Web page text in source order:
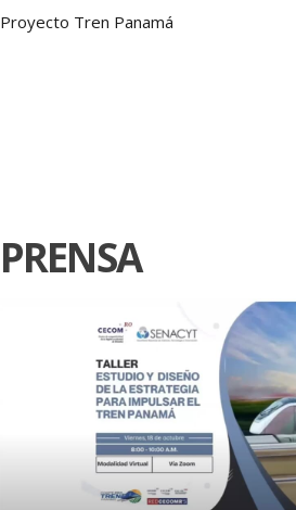
Proyecto Tren Panamá
PRENSA